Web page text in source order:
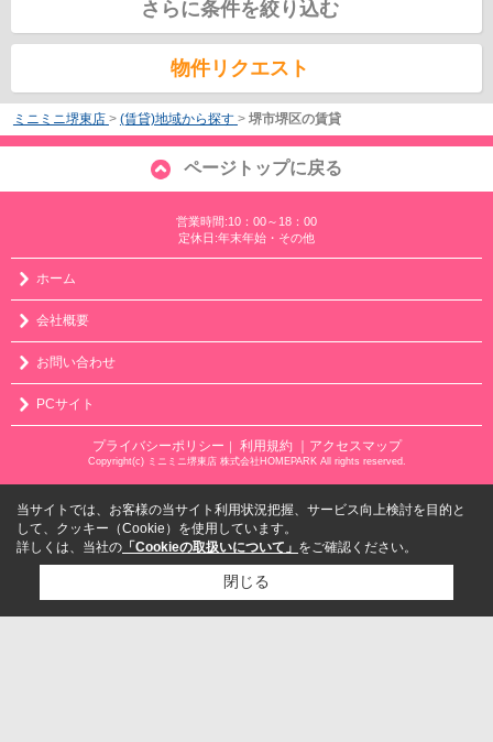
さらに条件を絞り込む
物件リクエスト
ミニミニ堺東店 > (賃貸)地域から探す > 堺市堺区の賃貸
ページトップに戻る
営業時間:10：00～18：00
定休日:年末年始・その他
ホーム
会社概要
お問い合わせ
PCサイト
プライバシーポリシー ｜ 利用規約 ｜アクセスマップ
Copyright(c) ミニミニ堺東店 株式会社HOMEPARK All rights reserved.
当サイトでは、お客様の当サイト利用状況把握、サービス向上検討を目的と
して、クッキー（Cookie）を使用しています。
詳しくは、当社の 「Cookieの取扱いについて」 をご確認ください。
閉じる